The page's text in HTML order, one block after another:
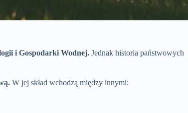
i Gospodarki Wodnej. Jednak historia państwowych
W jej skład wchodzą między innymi: